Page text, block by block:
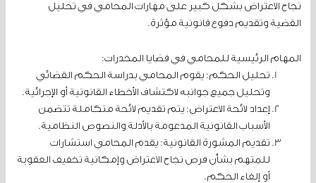
نجاح الاعتراض بشكل كبير على مهارات المحامي في تحليل
القضية وتقديم دفوع قانونية مؤثرة.
المهام الرئيسية للمحامي في قضايا المخدرات:
تحليل الحكم: يقوم المحامي بدراسة الحكم القضائي
وتحليل جميع جوانبه لاكتشاف الأخطاء القانونية أو الإجرائية.
إعداد لائحة الاعتراض: يتم تقديم لائحة متكاملة تتضمن
الأسباب القانونية المدعومة بالأدلة والنصوص النظامية.
تقديم المشورة القانونية: يقدم المحامي استشارات
للمتهم بشأن فرص نجاح الاعتراض وإمكانية تخفيف العقوبة
أو إلغاء الحكم.